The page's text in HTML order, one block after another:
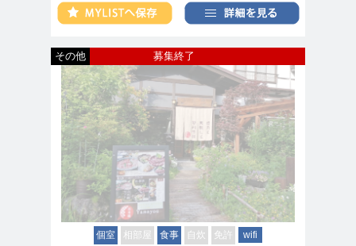
募集終了
その他
個室 相部屋 食事 自炊 免許 wifi